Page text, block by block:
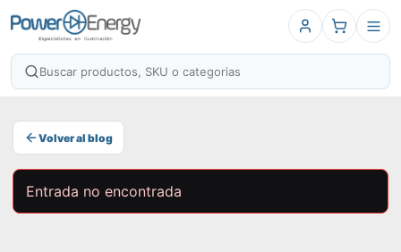
Volver al blog
Entrada no encontrada